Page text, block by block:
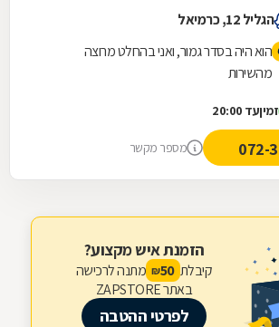
הגליל 12, כרמיאל
הוא היה בסדר גמור, ואני בהחלט מרוצה
מהשירות
זמיןעד 20:00
מספר מקשר
הזמנת איש מקצוע?
קיבלת 50
₪ מתנה לרכישה
באתר ZAPSTORE
לפרטי ההטבה